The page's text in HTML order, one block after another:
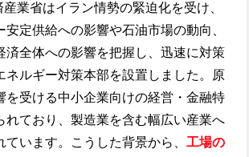
業省はイラン情勢の緊迫化を受け、
安定供給への影響や石油市場の動向、
済全体への影響を把握し、迅速に対策
ネルギー対策本部を設置しました。原
を受ける中小企業向けの経営・金融特
れており、製造業を含む幅広い産業へ
います。こうした背景から、 工場の